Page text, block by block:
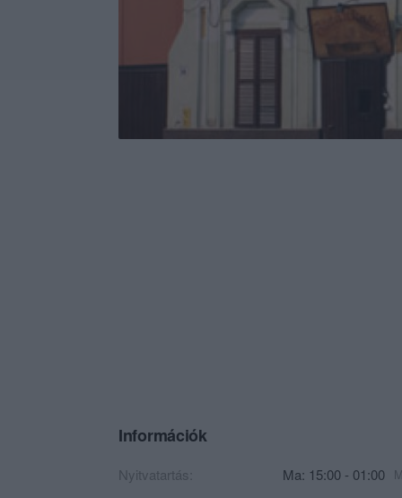
Információk
Nyitvatartás: Ma: 15:00 - 01:00